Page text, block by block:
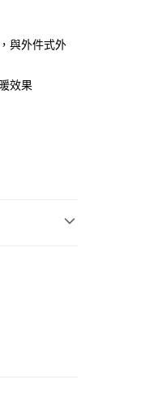
讓您購物簡單
與外件式外
效果